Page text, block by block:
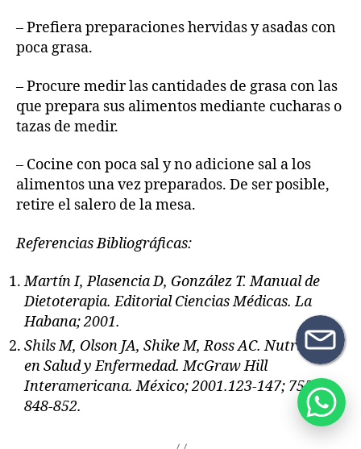
– Prefiera preparaciones hervidas y asadas con
poca grasa.
– Procure medir las cantidades de grasa con las
que prepara sus alimentos mediante cucharas o
tazas de medir.
– Cocine con poca sal y no adicione sal a los
alimentos una vez preparados. De ser posible,
retire el salero de la mesa.
Referencias Bibliográficas:
Martín I, Plasencia D, González T. Manual de
Dietoterapia. Editorial Ciencias Médicas. La
Habana; 2001.
Shils M, Olson JA, Shike M, Ross AC. Nutrición
en Salud y Enfermedad. McGraw Hill
Interamericana. México; 2001.123-147; 755;
848-852.